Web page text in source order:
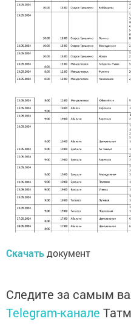
Скачатьдокумент
Следите за самым
Telegram-канале